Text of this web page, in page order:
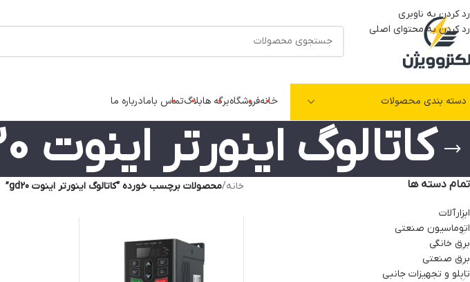
رد کردن به ناوبری
رد کردن به محتوای اصلی
دسته بندی محصولات خانهفروشگاهبرگه هابلاگتماس بامادرباره ما
کاتالوگ اینورتر اینوت gd20
تمام دسته ها
ابزارآلات
اتوماسیون صنعتی
برق خانگی
برق صنعتی
تابلو و تجهیزات جانبی
خانه/محصولات برچسب خورده “کاتالوگ اینورتر اینوت gd20”